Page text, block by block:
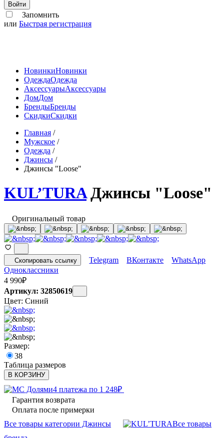
Войти
Запомнить
или Быстрая регистрация
НовинкиНовинки
ОдеждаОдежда
АксессуарыАксессуары
ДомДом
БрендыБренды
СкидкиСкидки
Главная /
Мужское /
Одежда /
Джинсы /
Джинсы "Loose"
KUL’TURAДжинсы "Loose"
Оригинальный товар
Скопировать ссылку Telegram ВКонтакте
WhatsApp
Одноклассники
4 990₽
Артикул: 32850619
Цвет: Синий
Размер:
38
Таблица размеров
В КОРЗИНУ
4 платежа по 1 248₽
Гарантия возврата
Оплата после примерки
Все товары категории Джинсы
Все товары